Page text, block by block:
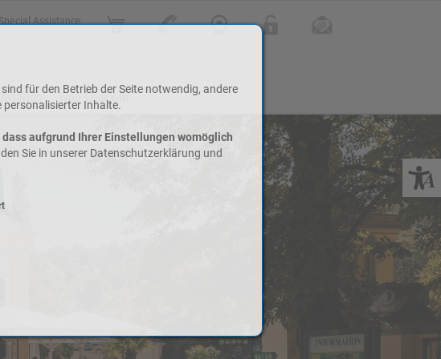
Assistance Online ShopKontakt Webcam Login
Web Check-In
für den Betrieb der Seite notwendig, andere
Inhalte.
aufgrund Ihrer Einstellungen womöglich
Sie in unserer Datenschutzerklärung und